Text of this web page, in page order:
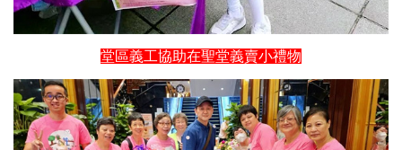
堂區義工協助在聖堂義賣小禮物